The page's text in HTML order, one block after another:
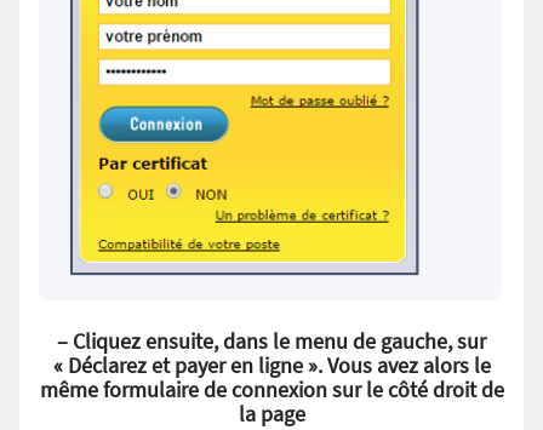
– Cliquez ensuite, dans le menu de gauche, sur
« Déclarez et payer en ligne ». Vous avez alors le
même formulaire de connexion sur le côté droit de
la page